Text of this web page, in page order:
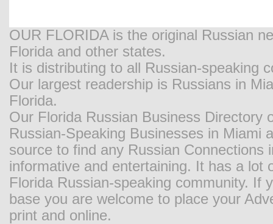
OUR FLORIDA is the original Russian
Florida and other states.
It is distributing to all Russian-speaking
Our largest readership is Russians in
Florida.
Our Florida Russian Business Directory
Russian-Speaking Businesses in Miami
source to find any Russian
informative and entertaining. It has a
Florida Russian-speaking community. If
base you are welcome to place your
print and online.